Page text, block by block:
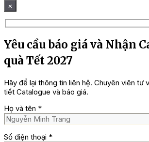
×
Yêu cầu báo giá và Nhận
quà Tết 2027
Hãy để lại thông tin liên hệ. Chuyên viên tư
tiết Catalogue và báo giá.
Họ và tên *
Số điện thoại *